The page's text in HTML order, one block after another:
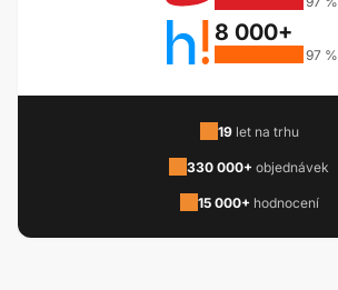
8 000+
97 %
19let na trhu
330 000+ objednávek
15 000+ hodnocení